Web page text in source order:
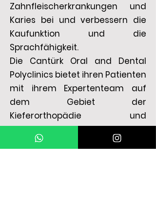
Zahnfleischerkrankungen und
Karies bei und verbessern die
Kaufunktion und die
Sprachfähigkeit.
Die Cantürk Oral and Dental
Polyclinics bietet ihren Patienten
mit ihrem Expertenteam auf
dem Gebiet der
Kieferorthopädie und
modernen
Behandlungsansätzen